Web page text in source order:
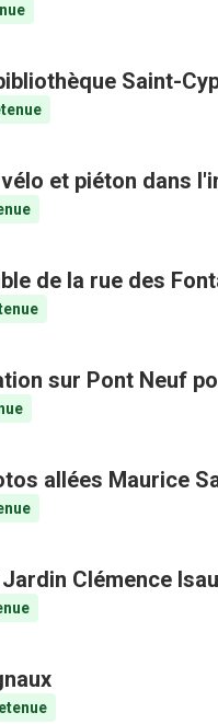
Saint-
et piéton dans
de la rue des
sur Pont Neuf
allées Maurice
Clémence